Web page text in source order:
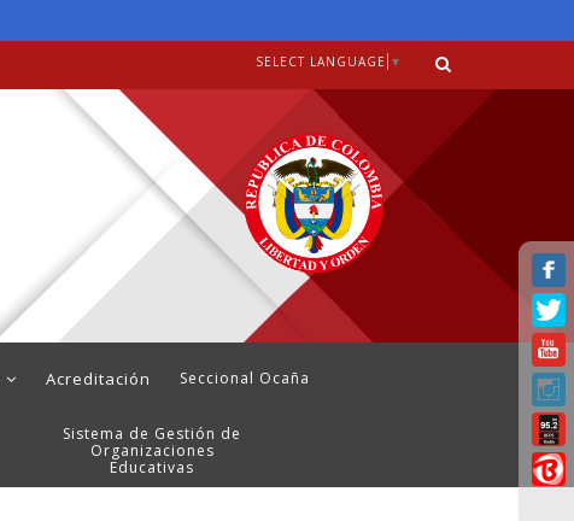
SELECT LANGUAGE ▼
Acreditación Seccional Ocaña
Sistema de Gestión de
Organizaciones
Educativas